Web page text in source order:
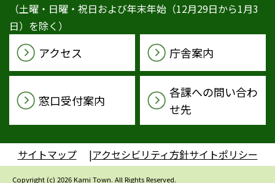
（土曜・日曜・祝日および年末年始（12月29日から1月3
日）を除く）
アクセス 庁舎案内
窓口受付案内
各課への問い合わ
せ先
サイトマップ アクセシビリティ方針サイトポリシー
Copyright (c) 2026 Kami Town. All Rights Reserved.